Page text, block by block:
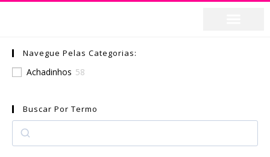
Navegue Pelas Categorias:
Achadinhos 58
Buscar Por Termo